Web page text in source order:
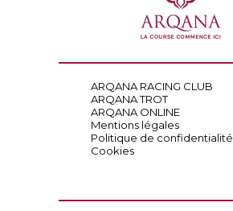
ARQANA RACING CLUB
ARQANA TROT
ARQANA ONLINE
Mentions légales
Politique de confidentialité
Cookies